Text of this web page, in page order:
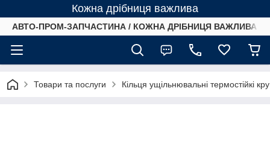
Кожна дрібниця важлива
АВТО-ПРОМ-ЗАПЧАСТИНА / КОЖНА ДРІБНИЦЯ ВАЖЛИВА /
Товари та послуги Кільця ущільнювальні термостійкі